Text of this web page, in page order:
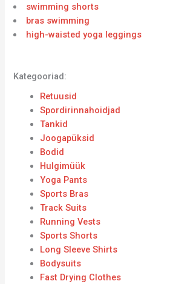
swimming shorts
bras swimming
high-waisted yoga leggings
Kategooriad:
Retuusid
Spordirinnahoidjad
Tankid
Joogapüksid
Bodid
Hulgimüük
Yoga Pants
Sports Bras
Track Suits
Running Vests
Sports Shorts
Long Sleeve Shirts
Bodysuits
Fast Drying Clothes